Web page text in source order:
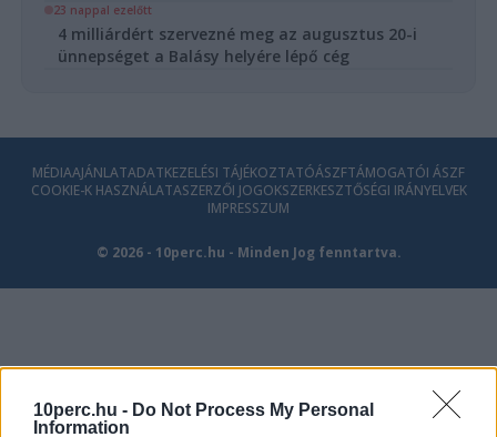
10perc.hu - Do Not Process My Personal
Information
23 nappal ezelőtt
4 milliárdért szervezné meg az augusztus 20-i
ünnepséget a Balásy helyére lépő cég
MÉDIAAJÁNLATADATKEZELÉSI TÁJÉKOZTATÓÁSZFTÁMOGATÓI ÁSZF
COOKIE-K HASZNÁLATASZERZŐI JOGOKSZERKESZTŐSÉGI IRÁNYELVEK
IMPRESSZUM
© 2026 - 10perc.hu - Minden Jog fenntartva.